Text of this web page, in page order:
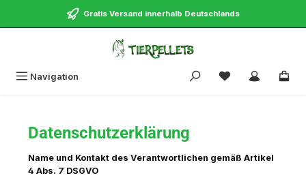
Gratis Versand innerhalb Deutschlands
Navigation
Datenschutzerklärung
Name und Kontakt des Verantwortlichen gemäß Artikel
4 Abs. 7 DSGVO